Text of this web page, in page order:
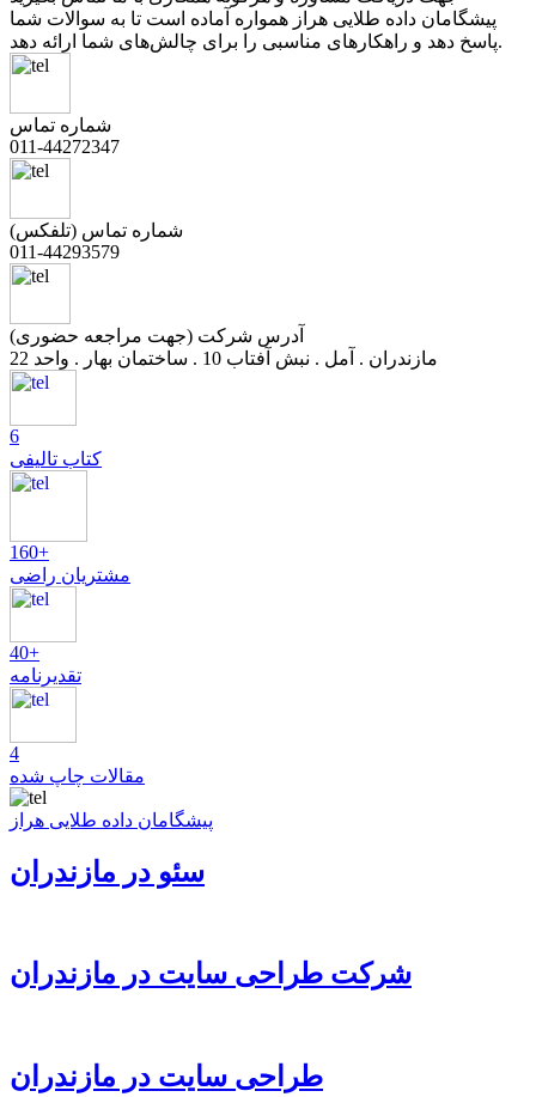
پیشگامان داده طلایی هراز همواره آماده است تا به سوالات شما
پاسخ دهد و راهکارهای مناسبی را برای چالش‌های شما ارائه دهد.
شماره تماس
011-44272347
شماره تماس (تلفکس)
011-44293579
آدرس شرکت (جهت مراجعه حضوری)
مازندران . آمل . نبش آفتاب 10 . ساختمان بهار . واحد 22
6
کتاب تالیفی
160+
مشتریان راضی
40+
تقدیرنامه
4
مقالات چاپ شده
پیشگامان داده طلایی هراز
سئو در مازندران
شرکت طراحی سایت در مازندران
طراحی سایت در مازندران